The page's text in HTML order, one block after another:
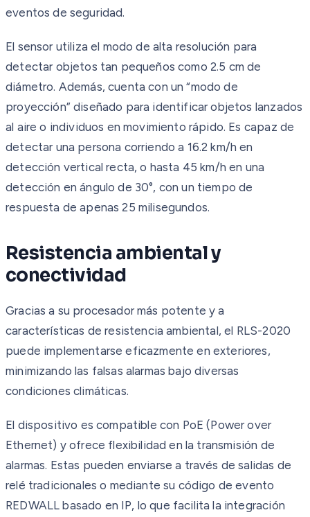
eventos de seguridad.
El sensor utiliza el modo de alta resolución para
detectar objetos tan pequeños como 2.5 cm de
diámetro. Además, cuenta con un “modo de
proyección” diseñado para identificar objetos lanzados
al aire o individuos en movimiento rápido. Es capaz de
detectar una persona corriendo a 16.2 km/h en
detección vertical recta, o hasta 45 km/h en una
detección en ángulo de 30°, con un tiempo de
respuesta de apenas 25 milisegundos.
Resistencia ambiental y
conectividad
Gracias a su procesador más potente y a
características de resistencia ambiental, el RLS-2020
puede implementarse eficazmente en exteriores,
minimizando las falsas alarmas bajo diversas
condiciones climáticas.
El dispositivo es compatible con PoE (Power over
Ethernet) y ofrece flexibilidad en la transmisión de
alarmas. Estas pueden enviarse a través de salidas de
relé tradicionales o mediante su código de evento
REDWALL basado en IP, lo que facilita la integración